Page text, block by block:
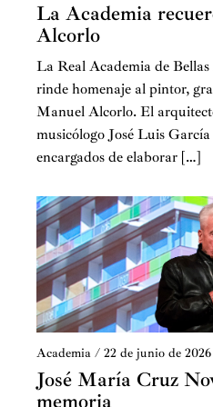
modernos, continúan
abierta en la primera mitad
paterno, el también
Urigüen, impulsor de
industriales, como las
Española – hoy Iberdrola,
– y Talgo, que hoy siguen
destacadas empresas
Fiel a los suyos, al
en esta Academia el día 25
decía:
“Mi abuelo paterno, cuya
ser el más anciano de los
mayor ejerce…la misma
siento eslabón, responsable
cadena cuya extensión en el
La Academia
Alcorlo
La Real Academia de
rinde homenaje al pintor,
Manuel Alcorlo. El
musicólogo José Luis
encargados de elaborar […]
Academia / 22 de junio de 2026
José María Cruz